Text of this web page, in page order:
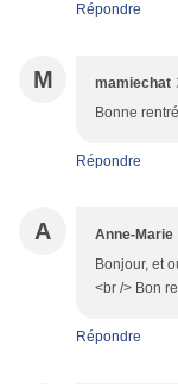
Répondre
M mamiechat
Bonne
Répondre
A Anne-Marie
Bonjour, et
<br /> Bon
Répondre